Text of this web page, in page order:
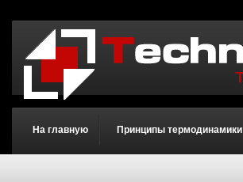
На главную Принципы термодинамики